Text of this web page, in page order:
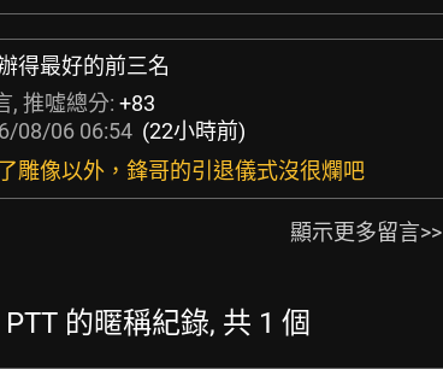
得最好的前三名
, 推噓總分: +83
08/06 06:54 (22小時前)
雕像以外，鋒哥的引退儀式沒很爛吧
顯示更多留言>>
的暱稱紀錄, 共 1 個